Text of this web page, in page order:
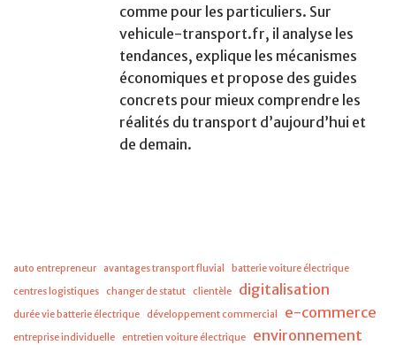
comme pour les particuliers. Sur
vehicule-transport.fr, il analyse les
tendances, explique les mécanismes
économiques et propose des guides
concrets pour mieux comprendre les
réalités du transport d’aujourd’hui et
de demain.
auto entrepreneur avantages transport fluvial
batterie voiture électrique
centres logistiques
changer de statut clientèle digitalisation
durée vie batterie électrique développement commercial e-commerce
entreprise individuelle entretien voiture électrique environnement